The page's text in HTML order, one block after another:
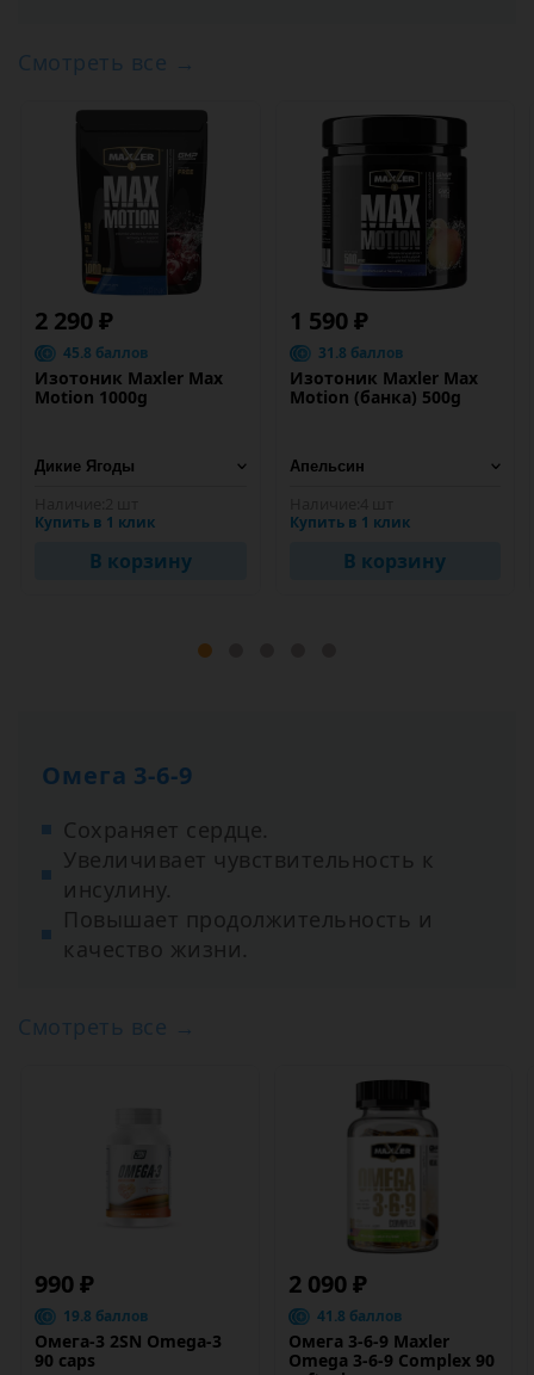
Смотреть все →
2 290 ₽
45.8 баллов
Изотоник Maxler Max
Motion 1000g
Купить в 1 клик
В корзину
1 590 ₽
31.8 баллов
Изотоник Maxler Max
Motion (банка) 500g
Купить в 1 клик
В корзину
Омега 3-6-9
Сохраняет сердце.
Увеличивает чувствительность к
инсулину.
Повышает продолжительность и
качество жизни.
Смотреть все →
990 ₽
19.8 баллов
Омега-3 2SN Omega-3
90 caps
2 090 ₽
41.8 баллов
Омега 3-6-9 Maxler
Omega 3-6-9 Сomplex 90